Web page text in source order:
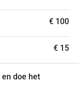
€ 100
€ 15
doe het